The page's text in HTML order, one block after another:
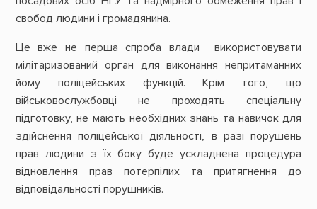
свобод людини і громадянина.
Це вже не перша спроба влади використовувати
мілітаризований орган для виконання непритаманних
йому поліцейських функцій. Крім того, що
військовослужбовці не проходять спеціальну
підготовку, не мають необхідних знань та навичок для
здійснення поліцейської діяльності, в разі порушень
прав людини з їх боку буде ускладнена процедура
відновлення прав потерпілих та притягнення до
відповідальності порушників.